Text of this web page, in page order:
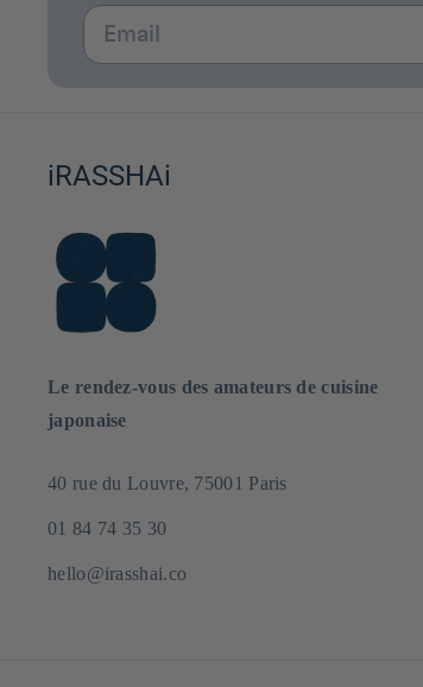
Email
iRASSHAi
Le rendez-vous des amateurs de cuisine
japonaise
40 rue du Louvre, 75001 Paris
01 84 74 35 30
hello@irasshai.co